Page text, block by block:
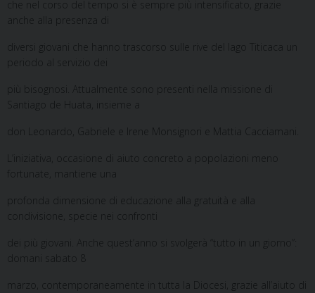
che nel corso del tempo si è sempre più intensificato, grazie
anche alla presenza di
diversi giovani che hanno trascorso sulle rive del lago Titicaca un
periodo al servizio dei
più bisognosi. Attualmente sono presenti nella missione di
Santiago de Huata, insieme a
don Leonardo, Gabriele e Irene Monsignori e Mattia Cacciamani.
L’iniziativa, occasione di aiuto concreto a popolazioni meno
fortunate, mantiene una
profonda dimensione di educazione alla gratuità e alla
condivisione, specie nei confronti
dei più giovani. Anche quest’anno si svolgerà “tutto in un giorno”:
domani sabato 8
marzo, contemporaneamente in tutta la Diocesi, grazie all’aiuto di